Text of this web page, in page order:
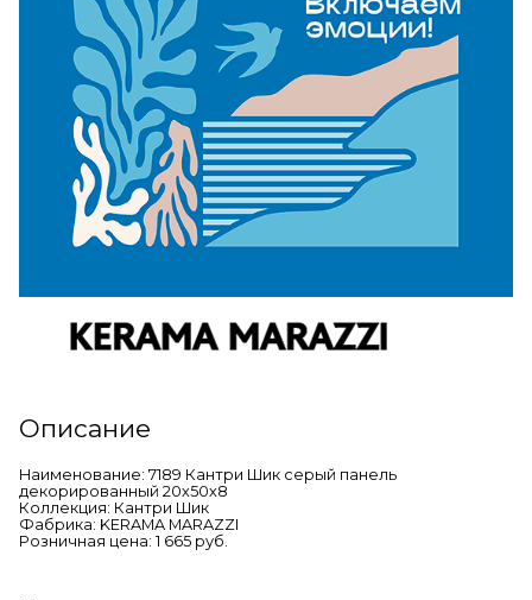
Описание
Наименование: 7189 Кантри Шик серый панель
декорированный 20х50х8
Коллекция: Кантри Шик
Фабрика: KERAMA MARAZZI
Розничная цена: 1 665 руб.